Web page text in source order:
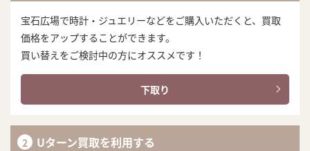
宝石広場で時計・ジュエリーなどをご購入いただくと、買取
価格をアップすることができます。
買い替えをご検討中の方にオススメです！
下取り
Uターン買取を利用する